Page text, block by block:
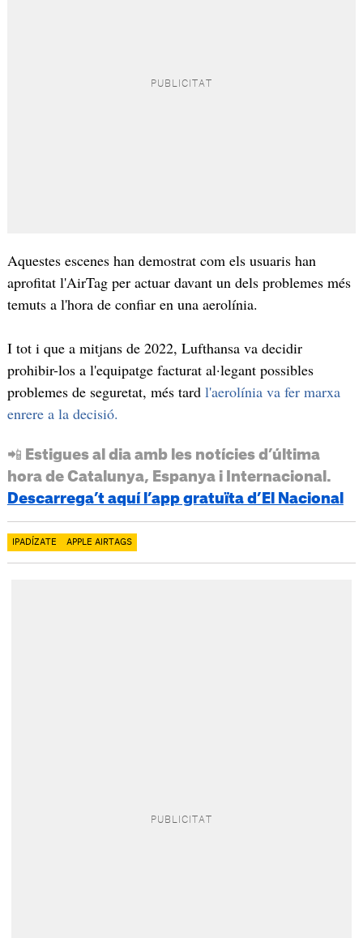
Aquestes escenes han demostrat com els usuaris han
aprofitat l'AirTag per actuar davant un dels problemes més
temuts a l'hora de confiar en una aerolínia.
I tot i que a mitjans de 2022, Lufthansa va decidir
prohibir-los a l'equipatge facturat al·legant possibles
problemes de seguretat, més tard l'aerolínia va fer marxa
enrere a la decisió.
📲 Estigues al dia amb les notícies d’última
hora de Catalunya, Espanya i Internacional.
Descarrega’t aquí l’app gratuïta d’El Nacional
IPADÍZATE APPLE AIRTAGS